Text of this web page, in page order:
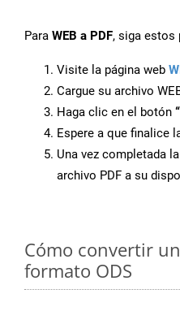
Para WEB a PDF, siga estos
Visite la página web
Cargue su archivo
Haga clic en el botón
Espere a que finalice
Una vez completada
archivo PDF a su
Cómo convertir
formato ODS